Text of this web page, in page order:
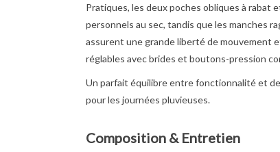
Pratiques, les deux poches obliques à
personnels au sec, tandis que les manches
assurent une grande liberté de mouvement
réglables avec brides et boutons-pression
Un parfait équilibre entre fonctionnalité et
pour les journées pluvieuses.
Composition & Entretien